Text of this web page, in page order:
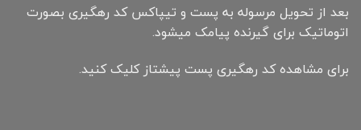
بعد از تحویل مرسوله به پست و تیپاکس کد رهگیری بصورت
اتوماتیک برای گیرنده پیامک میشود.
برای مشاهده کد رهگیری پست پیشتاز کلیک کنید.